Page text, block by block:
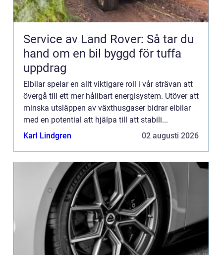
Service av Land Rover: Så tar du
hand om en bil byggd för tuffa
uppdrag
Elbilar spelar en allt viktigare roll i vår strävan att
övergå till ett mer hållbart energisystem. Utöver att
minska utsläppen av växthusgaser bidrar elbilar
med en potential att hjälpa till att stabili...
Karl Lindgren
02 augusti 2026